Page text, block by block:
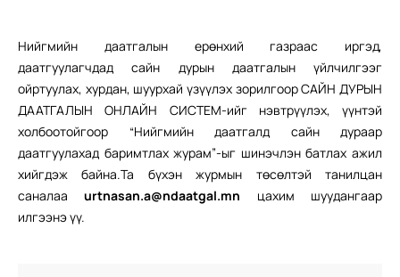
Нийгмийн даатгалын ерөнхий газраас иргэд,
даатгуулагчдад сайн дурын даатгалын үйлчилгээг
ойртуулах, хурдан, шуурхай үзүүлэх зорилгоор САЙН ДУРЫН
ДААТГАЛЫН ОНЛАЙН СИСТЕМ-ийг нэвтрүүлэх, үүнтэй
холбоотойгоор “Нийгмийн даатгалд сайн дураар
даатгуулахад баримтлах журам”-ыг шинэчлэн батлах ажил
хийгдэж байна.Та бүхэн журмын төсөлтэй танилцан
саналааurtnasan.a@ndaatgal.mn цахим шуудангаар
илгээнэ үү.